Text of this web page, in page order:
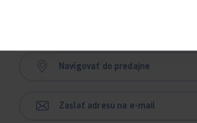
Navigovať do predajne
Zaslať adresu na e-mail